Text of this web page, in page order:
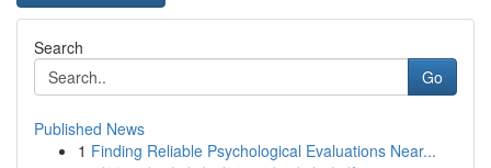
Search
Go
Published News
1 Finding Reliable Psychological Evaluations Near...